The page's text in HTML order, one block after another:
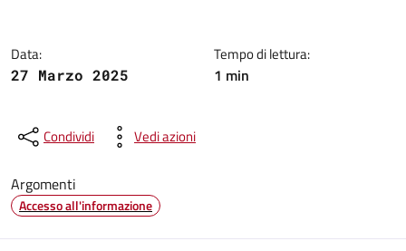
Data:
27 Marzo 2025
Tempo di lettura:
1 min
Condividi Vedi azioni
Argomenti
Accesso all'informazione